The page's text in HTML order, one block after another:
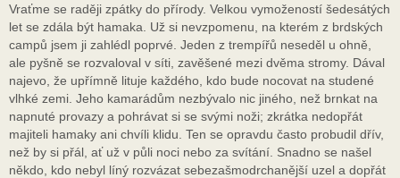
Vraťme se raději zpátky do přírody. Velkou vymožeností šedesátých
let se zdála být hamaka. Už si nevzpomenu, na kterém z brdských
campů jsem ji zahlédl poprvé. Jeden z trempířů neseděl u ohně,
ale pyšně se rozvaloval v síti, zavěšené mezi dvěma stromy. Dával
najevo, že upřímně lituje každého, kdo bude nocovat na studené
vlhké zemi. Jeho kamarádům nezbývalo nic jiného, než brnkat na
napnuté provazy a pohrávat si se svými noži; zkrátka nedopřát
majiteli hamaky ani chvíli klidu. Ten se opravdu často probudil dřív,
než by si přál, ať už v půli noci nebo za svítání. Snadno se našel
někdo, kdo nebyl líný rozvázat sebezašmodrchanější uzel a dopřát